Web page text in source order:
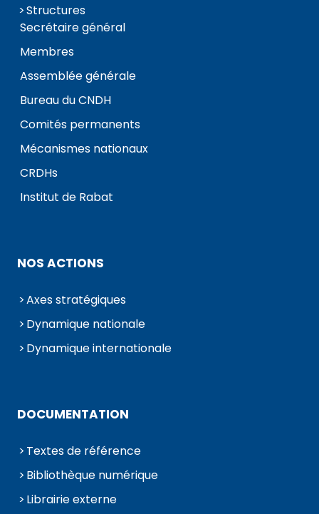
Structures
Secrétaire général
Membres
Assemblée générale
Bureau du CNDH
Comités permanents
Mécanismes nationaux
CRDHs
Institut de Rabat
NOS ACTIONS
Axes stratégiques
Dynamique nationale
Dynamique internationale
DOCUMENTATION
Textes de référence
Bibliothèque numérique
Librairie externe